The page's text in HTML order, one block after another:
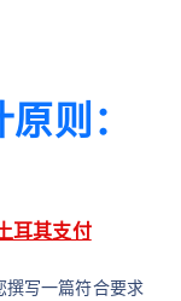
则：
耳其支付
撰写一篇符合要求